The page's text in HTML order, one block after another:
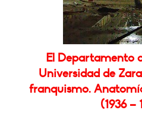
El Departamento
Universidad de
franquismo.
(1936 –